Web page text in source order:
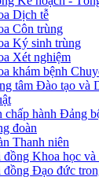
Dịch tễ
Côn trùng
Ký sinh trùng
Xét nghiệm
khám bệnh
tâm Đào tạo và
chấp hành Đảng
đoàn
Thanh niên
Khoa học và
đồng Đạo đức